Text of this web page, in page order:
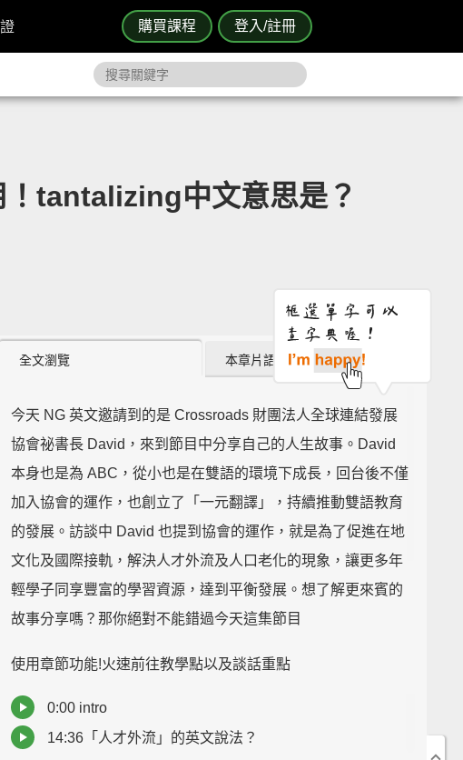
購買課程 登入/註冊
tantalizing中文意思是？
全文瀏覽 本章片語 (0)
今天 NG 英文邀請到的是 Crossroads 財團法人全球連結發展
協會祕書長 David，來到節目中分享自己的人生故事。David
本身也是為 ABC，從小也是在雙語的環境下成長，回台後不僅
加入協會的運作，也創立了「一元翻譯」，持續推動雙語教育
的發展。訪談中 David 也提到協會的運作，就是為了促進在地
文化及國際接軌，解決人才外流及人口老化的現象，讓更多年
輕學子同享豐富的學習資源，達到平衡發展。想了解更來賓的
故事分享嗎？那你絕對不能錯過今天這集節目
使用章節功能!火速前往教學點以及談話重點
0:00 intro
14:36「人才外流」的英文說法？